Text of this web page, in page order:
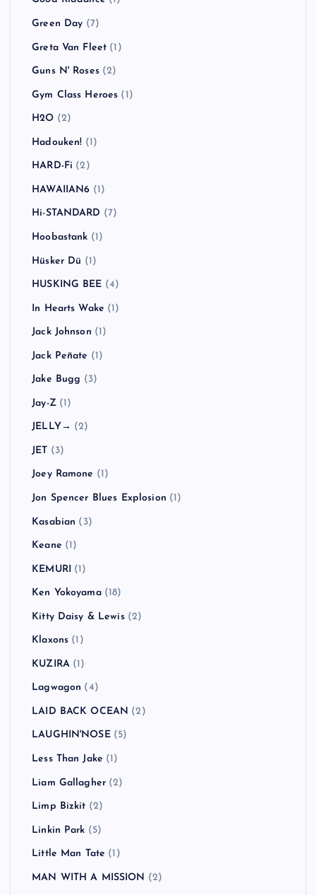
Green Day (7)
Greta Van Fleet (1)
Guns N' Roses(2)
Gym Class Heroes (1)
H2O (2)
Hadouken! (1)
HARD-Fi (2)
HAWAIIAN6 (1)
Hi-STANDARD (7)
Hoobastank (1)
Hüsker Dü (1)
HUSKING BEE (4)
In Hearts Wake (1)
Jack Johnson (1)
Jack Peñate (1)
Jake Bugg (3)
Jay-Z(1)
JELLY→ (2)
JET (3)
Joey Ramone (1)
Jon Spencer Blues Explosion (1)
Kasabian (3)
Keane (1)
KEMURI (1)
Ken Yokoyama(18)
Kitty Daisy & Lewis(2)
Klaxons (1)
KUZIRA(1)
Lagwagon (4)
LAID BACK OCEAN (2)
LAUGHIN'NOSE(5)
Less Than Jake (1)
Liam Gallagher (2)
Limp Bizkit (2)
Linkin Park (5)
Little Man Tate (1)
MAN WITH A MISSION (2)